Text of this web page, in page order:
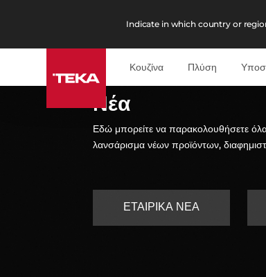
Indicate in which country or
Κουζίνα Πλύση
Νέα
Εδώ μπορείτε να παρακολουθήσετε
λανσάρισμα νέων προϊόντων,
ΕΤΑΙΡΙΚΆ ΝΈΑ